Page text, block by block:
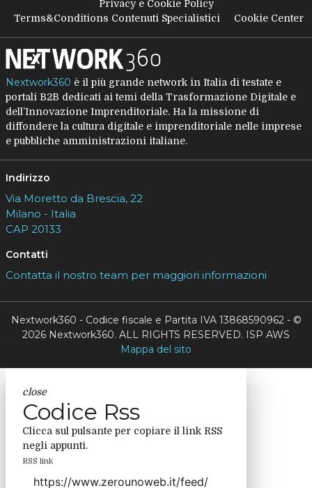
Privacy e Cookie Policy
Terms&Conditions Contenuti Specialistici
Cookie Center
Nextwork360 è il più grande network in Italia di testate e
portali B2B dedicati ai temi della Trasformazione Digitale e
dell’Innovazione Imprenditoriale. Ha la missione di
diffondere la cultura digitale e imprenditoriale nelle imprese
e pubbliche amministrazioni italiane.
Indirizzo
Via Moretto da Brescia, 22
Milano - Italia
CAP 20133
Contatti
Contatta il nostro team per maggiori informazioni
Nextwork360 - Codice fiscale e Partita IVA 13868590962 - ©
2026 Nextwork360. ALL RIGHTS RESERVED. ISP AWS
Mappa del sito
close
Codice Rss
Clicca sul pulsante per copiare il link RSS
negli appunti.
RSS link